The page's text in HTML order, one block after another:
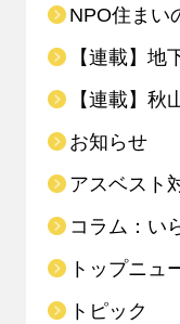
NPO住まい
【連載】地
【連載】
お知らせ
アスベスト
コラム：い
トップニュ
トピック